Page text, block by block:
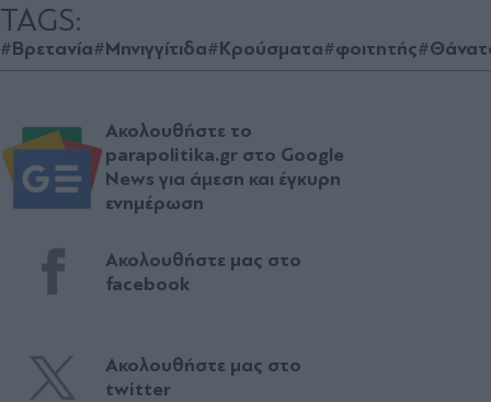
TAGS:
#Βρετανία#Μηνιγγίτιδα#Κρούσματα#φοιτητής
Ακολουθήστε το
parapolitika.gr στο Google
News για άμεση και έγκυρη
ενημέρωση
Ακολουθήστε μας στο
facebook
Ακολουθήστε μας στο
twitter